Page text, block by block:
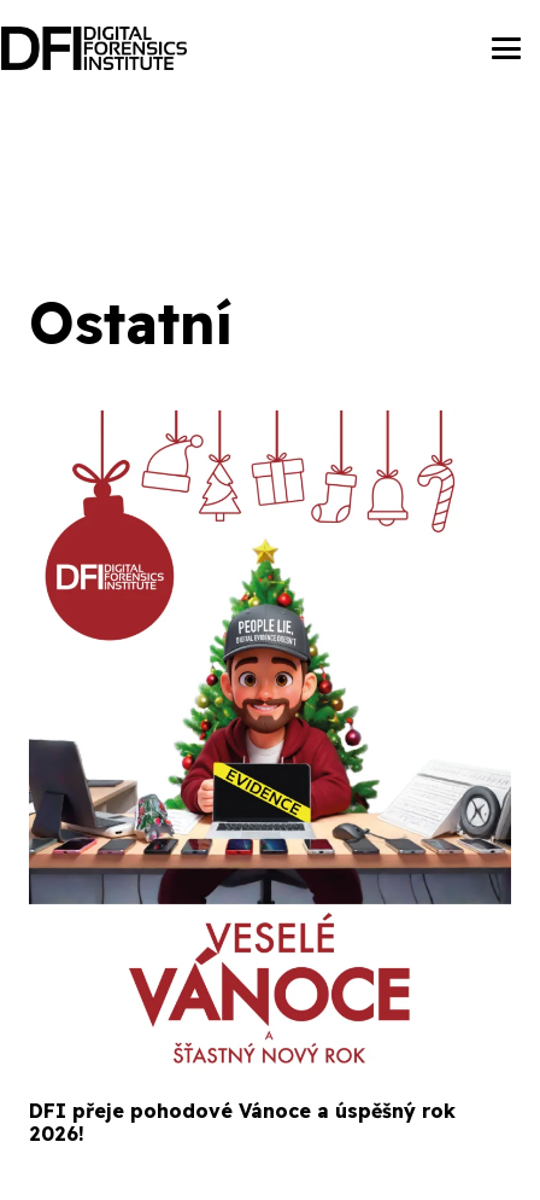
Ostatní
DFI přeje pohodové Vánoce a úspěšný rok
2026!